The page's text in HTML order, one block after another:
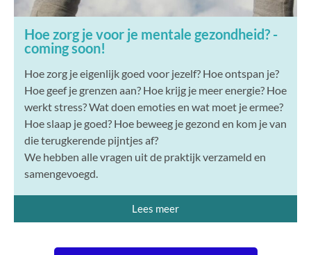
Hoe zorg je voor je mentale gezondheid? -
coming soon!
Hoe zorg je eigenlijk goed voor jezelf? Hoe ontspan je?
Hoe geef je grenzen aan? Hoe krijg je meer energie? Hoe
werkt stress? Wat doen emoties en wat moet je ermee?
Hoe slaap je goed? Hoe beweeg je gezond en kom je van
die terugkerende pijntjes af?
We hebben alle vragen uit de praktijk verzameld en
samengevoegd.
Lees meer